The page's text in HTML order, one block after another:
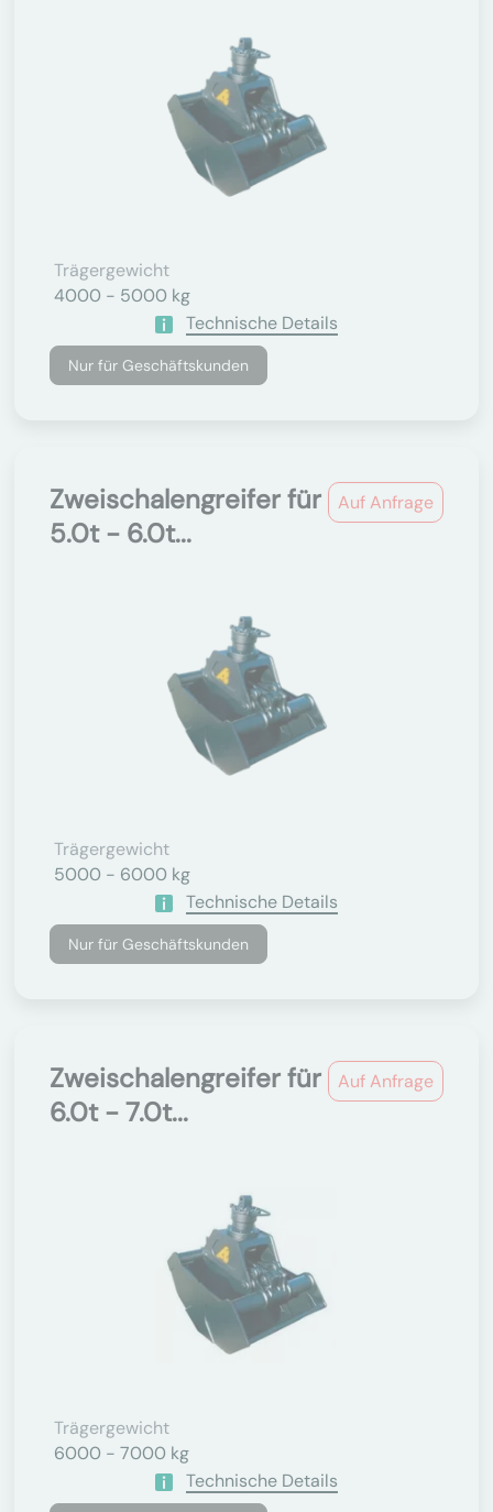
Trägergewicht
4000 - 5000 kg
Technische Details
Nur für Geschäftskunden
Auf Anfrage
Zweischalengreifer für
5.0t - 6.0t...
Trägergewicht
5000 - 6000 kg
Technische Details
Nur für Geschäftskunden
Auf Anfrage
Zweischalengreifer für
6.0t - 7.0t...
Trägergewicht
6000 - 7000 kg
Technische Details